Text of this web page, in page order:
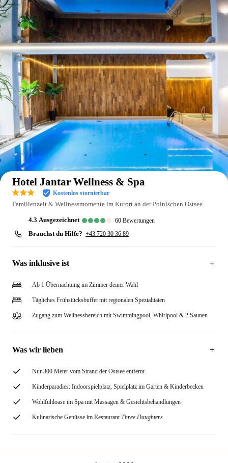
Auf der Karte anzeigen
Hotel Jantar Wellness & Spa
Kostenlos stornierbar
Familienzeit & Wellnessmomente im Kurort an der Polnischen Ostsee
4.3 ausgezeichnet 60 Bewertungen
Brauchst du Hilfe? +43 720 30 36 89
Was inklusive ist
Ab 1 Übernachtung im Zimmer deiner Wahl
Tägliches Frühstücksbuffet mit regionalen Spezialitäten
Zugang zum Wellnessbereich mit Swimmingpool, Whirlpool & 2 Saunen
Was wir lieben
Nur 300 Meter vom Strand der Ostsee entfernt
Kinderparadies: Indoorspielplatz, Spielplatz im Garten & Kinderbecken
Wohlfühloase im Spa mit Massagen & Gesichtsbehandlungen
Kulinarische Genüsse im RestaurantThree Daughters